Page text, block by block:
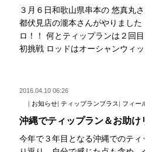
３月６日和歌山県串本の 悠真丸
都伏見店の瀧本さんがやりまし
ロ！！ 何とティップランは２回
初挑戦 ロッドはオーシャンウィッ
2016.04.10 06:26
| お知らせ|ティップランプラス | フィー
沖縄でティップラン＆お助け
今年で３年目となる沖縄でのテ